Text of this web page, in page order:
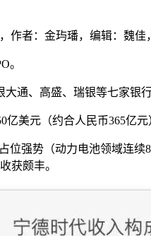
作者：金玙璠，编辑：魏佳
。
通、高盛、瑞银等七家银
美元（约合人民币365亿元
位强势（动力电池领域连
获颇丰。